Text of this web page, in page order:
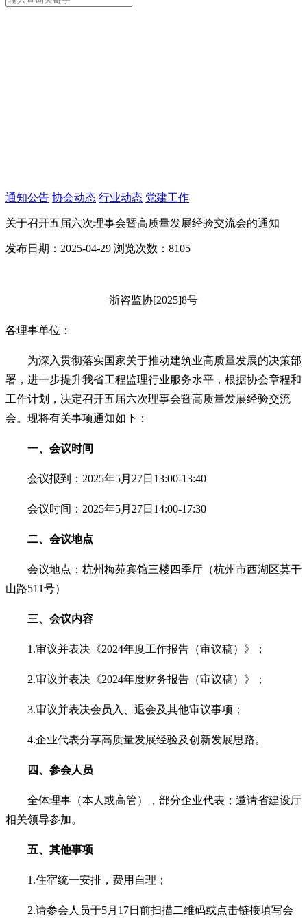
通知公告 协会动态 行业动态 党建工作
关于召开五届六次理事会暨高质量发展经验交流会的通知
发布日期：2025-04-29 浏览次数：8105
浙咨监协[2025]8号
各理事单位：
为深入贯彻落实国家关于推动建筑业高质量发展的决策部
署，进一步提升我省工程监理行业服务水平，根据协会章程和
工作计划，决定召开五届六次理事会暨高质量发展经验交流
会。现将有关事项通知如下：
一、会议时间
会议报到：2025年5月27日13:00-13:40
会议时间：2025年5月27日14:00-17:30
二、会议地点
会议地点：杭州梅苑宾馆三楼四季厅（杭州市西湖区莫干
山路511号）
三、会议内容
1.审议并表决《2024年度工作报告（审议稿）》；
2.审议并表决《2024年度财务报告（审议稿）》；
3.审议并表决会员入、退会及其他审议事项；
4.企业代表分享高质量发展经验及创新发展思路。
四、参会人员
全体理事（本人或高管），部分企业代表；邀请省建设厅
相关领导参加。
五、其他事项
1.住宿统一安排，费用自理；
2.请参会人员于5月17日前扫描二维码或点击链接填写会